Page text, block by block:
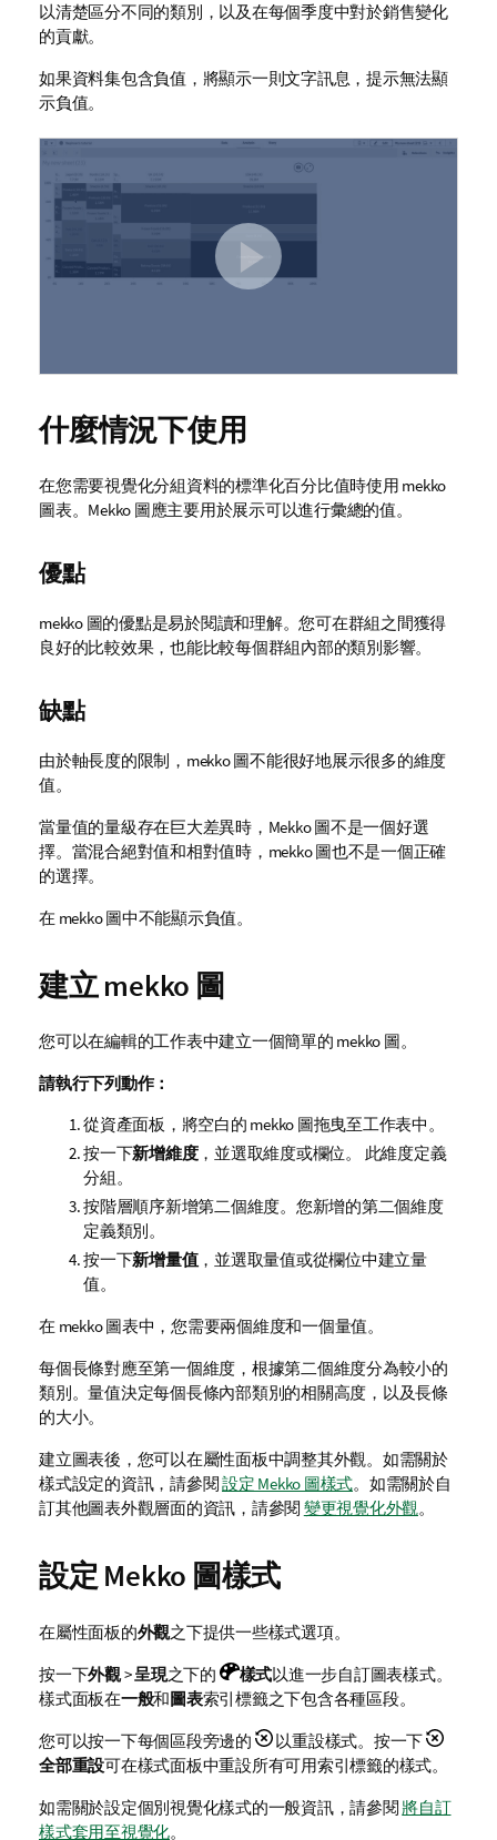
以清楚區分不同的類別，以及在每個季度中對於銷售變化
的貢獻。
如果資料集包含負值，將顯示一則文字訊息，提示無法顯
示負值。
什麼情況下使用
在您需要視覺化分組資料的標準化百分比值時使用 mekko
圖表。 Mekko 圖應主要用於展示可以進行彙總的值。
優點
mekko圖的優點是易於閱讀和理解。您可在群組之間獲得
良好的比較效果，也能比較每個群組內部的類別影響。
缺點
由於軸長度的限制， mekko圖不能很好地展示很多的維度
值。
當量值的量級存在巨大差異時， Mekko圖不是一個好選
擇。當混合絕對值和相對值時， mekko圖也不是一個正確
的選擇。
在 mekko圖中不能顯示負值。
建立mekko 圖
您可以在編輯的工作表中建立一個簡單的 mekko 圖。
請執行下列動作：
從資產面板，將空白的 mekko 圖拖曳至工作表中。
按一下新增維度，並選取維度或欄位。 此維度定義
分組。
按階層順序新增第二個維度。您新增的第二個維度
定義類別。
按一下新增量值，並選取量值或從欄位中建立量
值。
在 mekko圖表中，您需要兩個維度和一個量值。
每個長條對應至第一個維度，根據第二個維度分為較小的
類別。量值決定每個長條內部類別的相關高度，以及長條
的大小。
建立圖表後，您可以在屬性面板中調整其外觀。 如需關於
樣式設定的資訊，請參閱設定 Mekko 圖樣式。如需關於自
訂其他圖表外觀層面的資訊，請參閱 變更視覺化外觀。
設定 Mekko 圖樣式
在屬性面板的外觀之下提供一些樣式選項。
按一下外觀>呈現之下的 樣式以進一步自訂圖表樣式。
樣式面板在一般和圖表索引標籤之下包含各種區段。
您可以按一下每個區段旁邊的
以重設樣式。按一下
全部重設可在樣式面板中重設所有可用索引標籤的樣式。
如需關於設定個別視覺化樣式的一般資訊，請參閱將自訂
樣式套用至視覺化。